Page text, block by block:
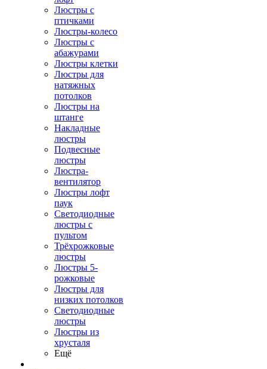
Люстры с
птичками
Люстры-колесо
Люстры с
абажурами
Люстры клетки
Люстры для
натяжных
потолков
Люстры на
штанге
Накладные
люстры
Подвесные
люстры
Люстра-
вентилятор
Люстры лофт
паук
Светодиодные
люстры с
пультом
Трёхрожковые
люстры
Люстры 5-
рожковые
Люстры для
низких потолков
Cветодиодные
люстры
Люстры из
хрусталя
Ещё